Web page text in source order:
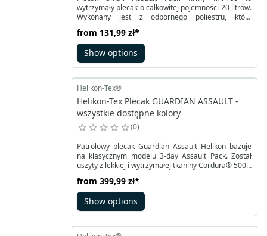
wytrzymały plecak o całkowitej pojemności 20 litrów.
Wykonany jest z odpornego poliestru, który
zapewniającą ochronę przed wilgocią. Plecak ten
jest idealny do przenoszenia podstawowego
ekwipunku. Plecak posiada dwie duże komory, które
zamykane są na dwukierunkowy zamek
from 131,99 zł*
Show options
Helikon-Tex®
Helikon-Tex Plecak GUARDIAN ASSAULT -
wszystkie dostępne kolory
0
Patrolowy plecak Guardian Assault Helikon bazuje
na klasycznym modelu 3-day Assault Pack. Został
uszyty z lekkiej i wytrzymałej tkaniny Cordura® 500D
i plecy, a także cienki pas biodrowy ułatwiają
przenoszenie ekwipunku. W razie potrzeby plecak
ma także solidny uchwyt.
from 399,99 zł*
Show options